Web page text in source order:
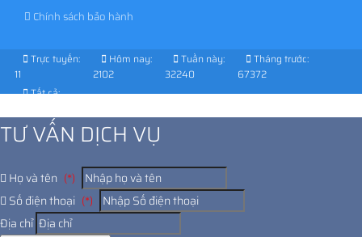
Chính sách bảo hành
Trực tuyến:
11
Hôm nay:
2102
Tuần này:
32240
Tháng trước:
67372
Tất cả:
TƯ VẤN DỊCH VỤ
Họ và tên (*)
Số điện thoại (*)
Địa chỉ